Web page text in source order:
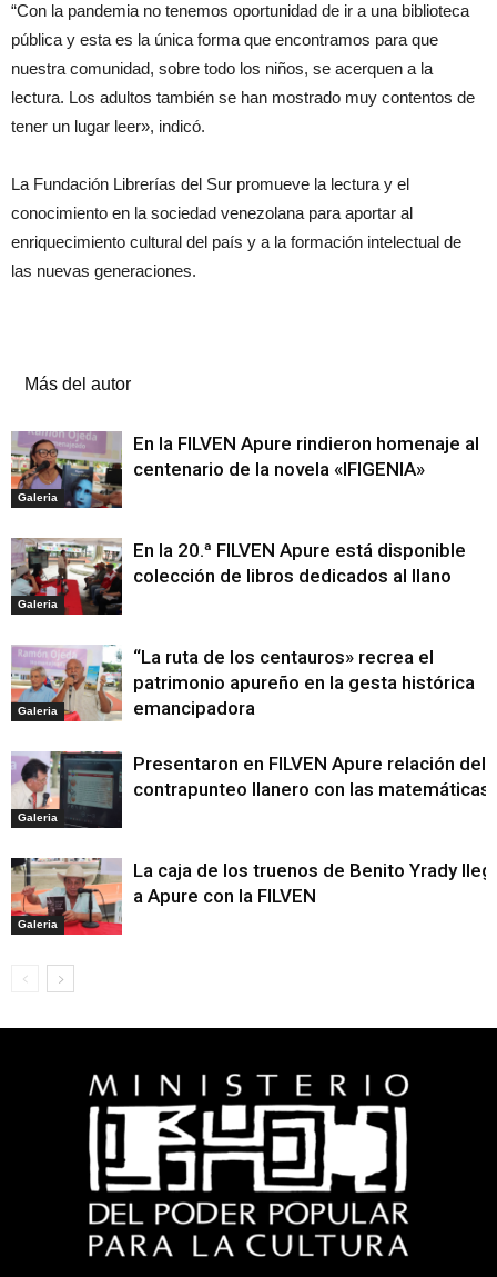
“Con la pandemia no tenemos oportunidad de ir a una biblioteca
pública y esta es la única forma que encontramos para que
nuestra comunidad, sobre todo los niños, se acerquen a la
lectura. Los adultos también se han mostrado muy contentos de
tener un lugar leer», indicó.
La Fundación Librerías del Sur promueve la lectura y el
conocimiento en la sociedad venezolana para aportar al
enriquecimiento cultural del país y a la formación intelectual de
las nuevas generaciones.
Más del autor
Galeria
En la FILVEN Apure rindieron homenaje al
centenario de la novela «IFIGENIA»
Galeria
En la 20.ª FILVEN Apure está disponible
colección de libros dedicados al llano
Galeria
“La ruta de los centauros» recrea el
patrimonio apureño en la gesta histórica
emancipadora
Galeria
Presentaron en FILVEN Apure relación del
contrapunteo llanero con las matemáticas
Galeria
La caja de los truenos de Benito Yrady
a Apure con la FILVEN